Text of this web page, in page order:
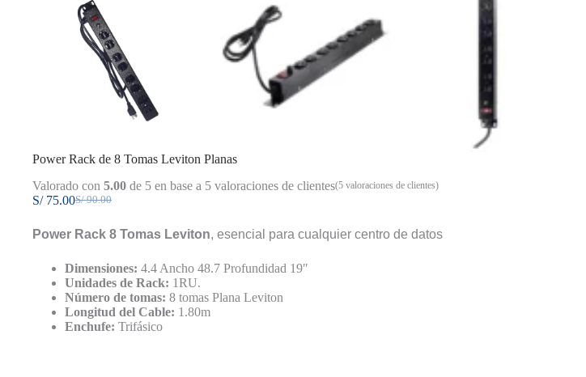
Power Rack de 8 Tomas Leviton Planas
Valorado con 5.00 de 5 en base a 5 valoraciones de clientes(5 valoraciones de clientes)
S/90.00
El
original
S/ 90.00.
S/75.00El
actual
S/ 75.00.
Power Rack 8 Tomas Leviton, esencial para cualquier centro de datos
Dimensiones: 4.4 Ancho 48.7 Profundidad 19″
Unidades de Rack: 1RU.
Número de tomas: 8 tomas Plana Leviton
Longitud del Cable: 1.80m
Enchufe: Trifásico